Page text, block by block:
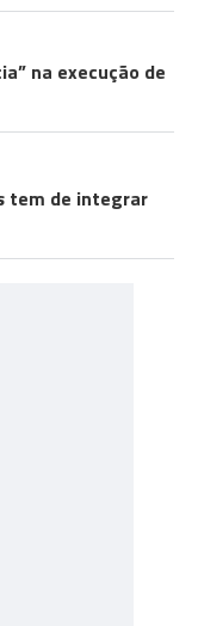
na execução de
tem de integrar